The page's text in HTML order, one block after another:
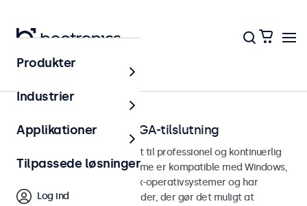
Hjem
Touchskærme med VGA-tilslutning
VGA touchskærme designet til professionel og kontinuerlig
brug. Disse VGA-touchskærme er kompatible med Windows,
macOS, ChromeOS og Linux-operativsystemer og har
alsidige monteringsmuligheder, der gør det muligt at
Produkter
Industrier
Applikationer
Tilpassede løsninger
Log ind